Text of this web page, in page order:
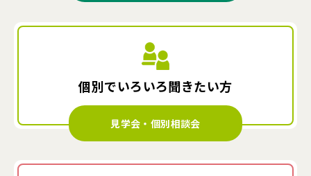
個別でいろいろ聞きたい方
見学会・個別相談会